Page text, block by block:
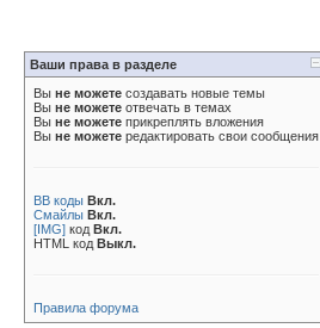
Ваши права в разделе
Вы не можете создавать новые темы
Вы не можете отвечать в темах
Вы не можете прикреплять вложения
Вы не можете редактировать свои сообщения
BB коды Вкл.
Смайлы Вкл.
[IMG] код Вкл.
HTML код Выкл.
Правила форума